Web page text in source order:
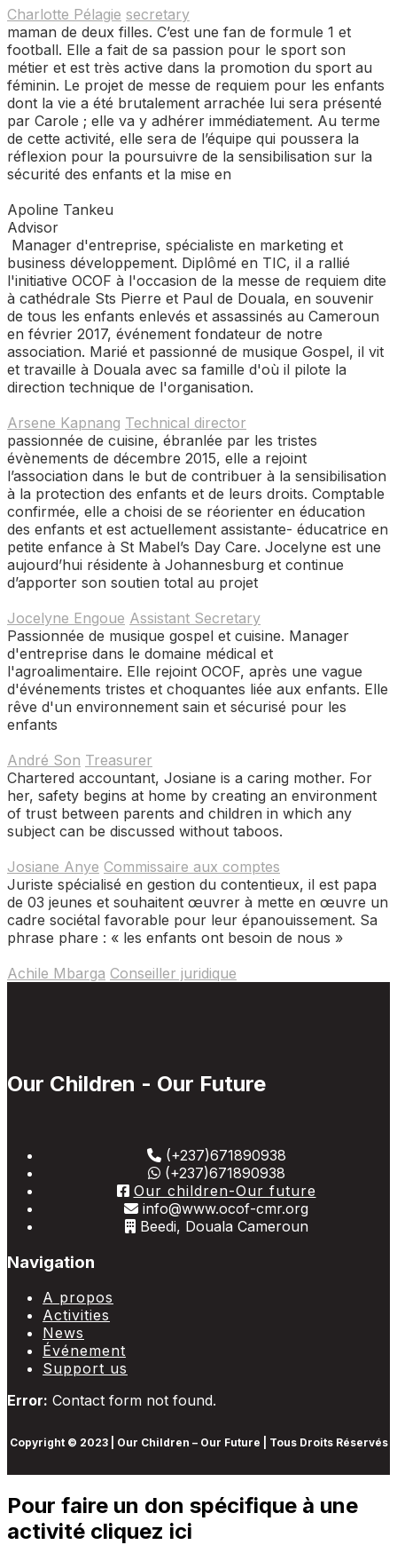
Charlotte Pélagie secretary
maman de deux filles. C’est une fan de formule 1 et
football. Elle a fait de sa passion pour le sport son
métier et est très active dans la promotion du sport au
féminin. Le projet de messe de requiem pour les enfants
dont la vie a été brutalement arrachée lui sera présenté
par Carole ; elle va y adhérer immédiatement. Au terme
de cette activité, elle sera de l’équipe qui poussera la
réflexion pour la poursuivre de la sensibilisation sur la
sécurité des enfants et la mise en
Apoline Tankeu​
Advisor
Manager d'entreprise, spécialiste en marketing et
business développement. Diplômé en TIC, il a rallié
l'initiative OCOF à l'occasion de la messe de requiem dite
à cathédrale Sts Pierre et Paul de Douala, en souvenir
de tous les enfants enlevés et assassinés au Cameroun
en février 2017, événement fondateur de notre
association. Marié et passionné de musique Gospel, il vit
et travaille à Douala avec sa famille d'où il pilote la
direction technique de l'organisation.
Arsene Kapnang Technical director
passionnée de cuisine, ébranlée par les tristes
évènements de décembre 2015, elle a rejoint
l’association dans le but de contribuer à la sensibilisation
à la protection des enfants et de leurs droits. Comptable
confirmée, elle a choisi de se réorienter en éducation
des enfants et est actuellement assistante- éducatrice en
petite enfance à St Mabel’s Day Care. Jocelyne est une
aujourd’hui résidente à Johannesburg et continue
d’apporter son soutien total au projet
Jocelyne Engoue Assistant Secretary
Passionnée de musique gospel et cuisine. Manager
d'entreprise dans le domaine médical et
l'agroalimentaire. Elle rejoint OCOF, après une vague
d'événements tristes et choquantes liée aux enfants. Elle
rêve d'un environnement sain et sécurisé pour les
enfants
André Son Treasurer
Chartered accountant, Josiane is a caring mother. For
her, safety begins at home by creating an environment
of trust between parents and children in which any
subject can be discussed without taboos.
Josiane Anye Commissaire aux comptes
Juriste spécialisé en gestion du contentieux, il est papa
de 03 jeunes et souhaitent œuvrer à mette en œuvre un
cadre sociétal favorable pour leur épanouissement. Sa
phrase phare : « les enfants ont besoin de nous »
Achile Mbarga Conseiller juridique
Our Children - Our Future
(+237)671890938
(+237)671890938
Our children-Our future
info@www.ocof-cmr.org
Beedi, Douala Cameroun
Navigation
A propos
Activities
News
Événement
Support us
Error: Contact form not found.
Copyright © 2023 | Our Children – Our Future | Tous Droits Réservés
Pour faire un don spécifique à une
activité cliquez ici